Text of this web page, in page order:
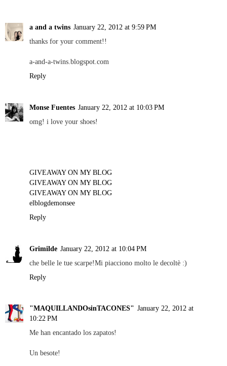
a and a twins January 22, 2012 at 9:59 PM
thanks for your comment!!
a-and-a-twins.blogspot.com
Reply
Monse Fuentes January 22, 2012 at 10:03 PM
omg! i love your shoes!
GIVEAWAY ON MY BLOG
GIVEAWAY ON MY BLOG
GIVEAWAY ON MY BLOG
elblogdemonsee
Reply
Grimilde January 22, 2012 at 10:04 PM
che belle le tue scarpe!Mi piacciono molto le decoltè :)
Reply
"MAQUILLANDOsinTACONES" January 22, 2012 at
10:22 PM
Me han encantado los zapatos!
Un besote!